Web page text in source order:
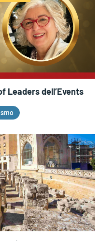
Leaders dell’Events